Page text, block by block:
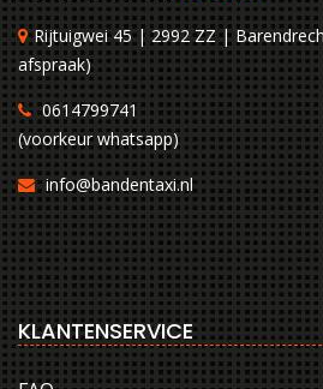
Rijtuigwei 45 | 2992 ZZ |
afspraak)
0614799741
(voorkeur whatsapp)
info@bandentaxi.nl
KLANTENSERVICE